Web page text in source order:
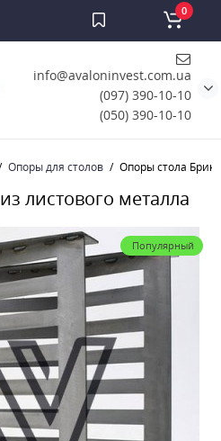
info@avaloninvest.com.ua
(097) 390-10-10
(050) 390-10-10
0
Опоры для столов Опоры стола
листового металла
Популярный